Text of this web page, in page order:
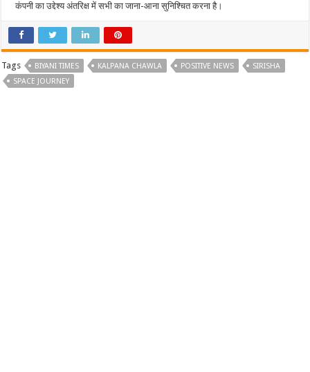
कंपनी का उद्देश्य अंतरिक्ष में सभी का जाना-आना सुनिश्चित करना है।
Tags BIYANI TIMES KALPANA CHAWLA POSITIVE NEWS
SIRISHA
SPACE JOURNEY